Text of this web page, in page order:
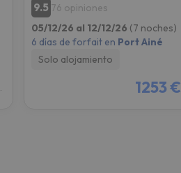
9.5 76 opiniones
05/12/26 al 12/12/26 (7 noches)
6 días de forfait en Port Ainé
Solo alojamiento
1253 €